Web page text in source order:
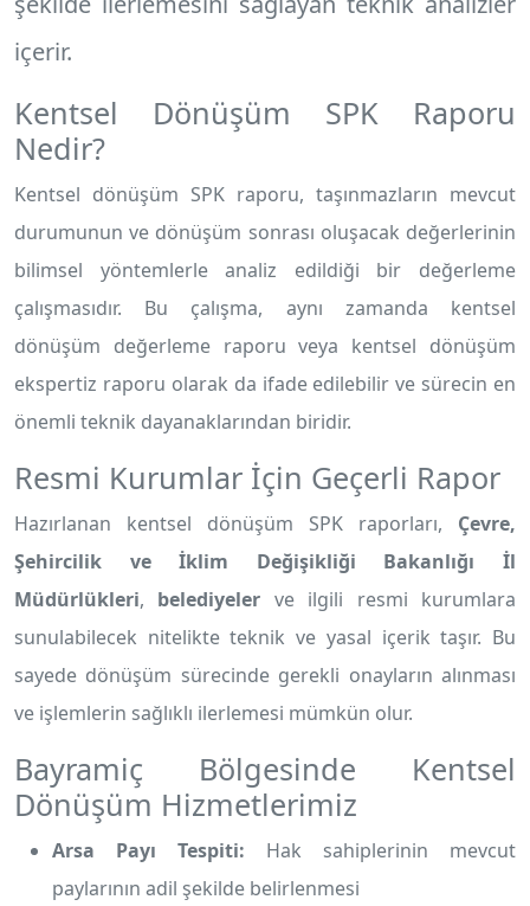
içerir.
Kentsel Dönüşüm SPK Raporu
Nedir?
Kentsel dönüşüm SPK raporu, taşınmazların mevcut
durumunun ve dönüşüm sonrası oluşacak değerlerinin
bilimsel yöntemlerle analiz edildiği bir değerleme
çalışmasıdır. Bu çalışma, aynı zamanda kentsel
dönüşüm değerleme raporu veya kentsel dönüşüm
ekspertiz raporu olarak da ifade edilebilir ve sürecin en
önemli teknik dayanaklarından biridir.
Resmi Kurumlar İçin Geçerli Rapor
Hazırlanan kentsel dönüşüm SPK raporları, Çevre,
Şehircilik ve İklim Değişikliği Bakanlığı İl
Müdürlükleri, belediyeler ve ilgili resmi kurumlara
sunulabilecek nitelikte teknik ve yasal içerik taşır. Bu
sayede dönüşüm sürecinde gerekli onayların alınması
ve işlemlerin sağlıklı ilerlemesi mümkün olur.
Bayramiç Bölgesinde Kentsel
Dönüşüm Hizmetlerimiz
Arsa Payı Tespiti: Hak sahiplerinin mevcut
paylarının adil şekilde belirlenmesi